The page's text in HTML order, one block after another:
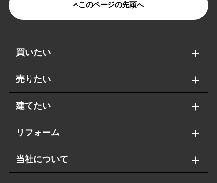
このページの先頭へ
買いたい
売りたい
建てたい
リフォーム
当社について